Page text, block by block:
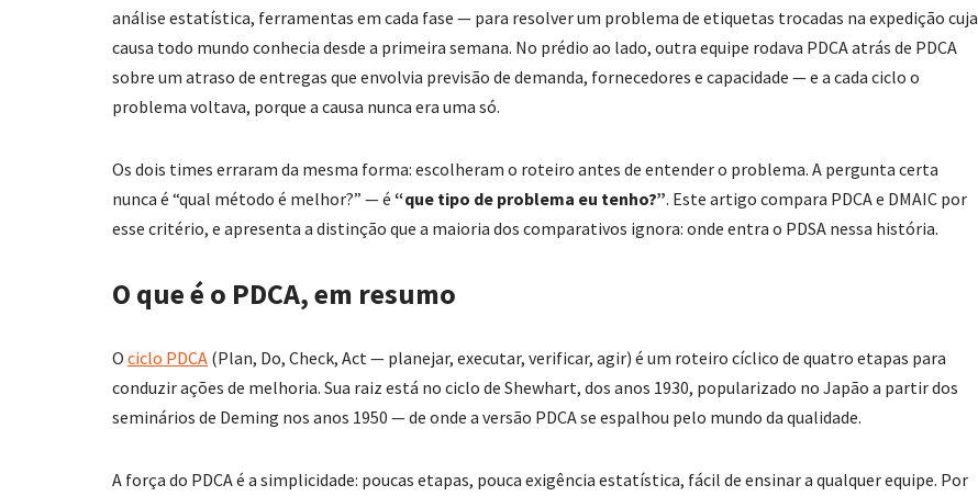
análise estatística, ferramentas em cada fase — para resolver um problema de etiquetas trocadas na expedição cuja
causa todo mundo conhecia desde a primeira semana. No prédio ao lado, outra equipe rodava PDCA atrás de PDCA
sobre um atraso de entregas que envolvia previsão de demanda, fornecedores e capacidade — e a cada ciclo o
problema voltava, porque a causa nunca era uma só.
Os dois times erraram da mesma forma: escolheram o roteiro antes de entender o problema. A pergunta certa
nunca é “qual método é melhor?” — é “que tipo de problema eu tenho?”. Este artigo compara PDCA e DMAIC por
esse critério, e apresenta a distinção que a maioria dos comparativos ignora: onde entra o PDSA nessa história.
O que é o PDCA, em resumo
O ciclo PDCA (Plan, Do, Check, Act — planejar, executar, verificar, agir) é um roteiro cíclico de quatro etapas para
conduzir ações de melhoria. Sua raiz está no ciclo de Shewhart, dos anos 1930, popularizado no Japão a partir dos
seminários de Deming nos anos 1950 — de onde a versão PDCA se espalhou pelo mundo da qualidade.
A força do PDCA é a simplicidade: poucas etapas, pouca exigência estatística, fácil de ensinar a qualquer equipe. Por